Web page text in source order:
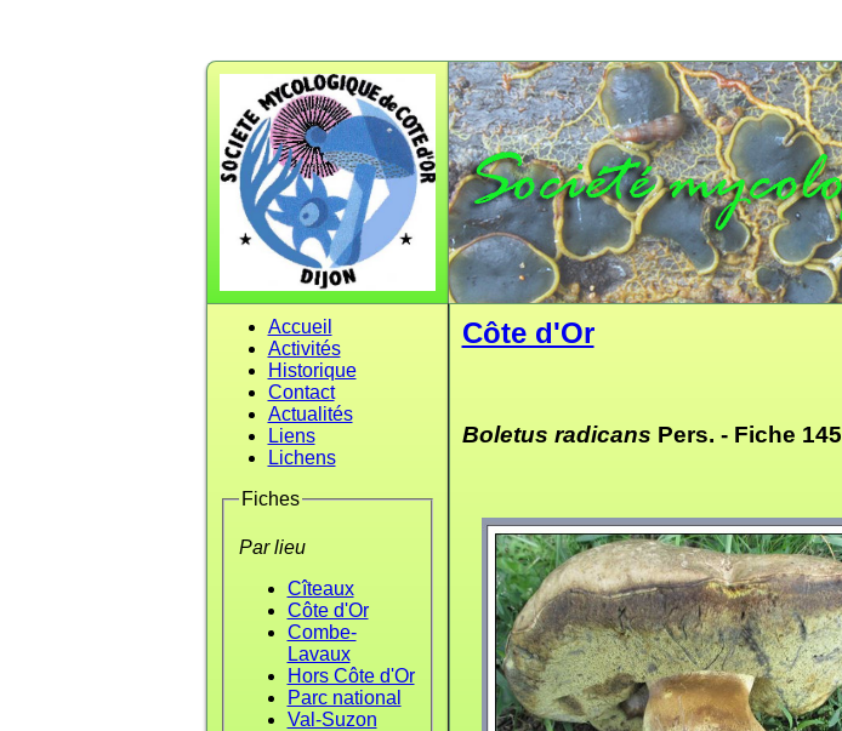
Accueil
Activités
Historique
Contact
Actualités
Liens
Lichens
Fiches
Par lieu
Cîteaux
Côte d'Or
Combe-
Lavaux
Hors Côte d'Or
Parc national
Val-Suzon
Côte d'Or
Boletus radicans Pers. - Fiche 145